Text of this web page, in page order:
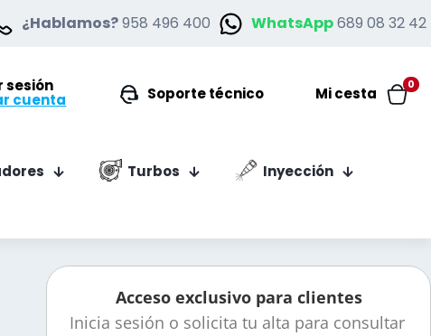
¿Hablamos?958 496 400 WhatsApp689 08 32 42
sesión
cuenta Soporte técnico
0
Mi cesta
Turbos
Inyección
Acceso exclusivo para clientes
Inicia sesión o solicita tu alta para consultar